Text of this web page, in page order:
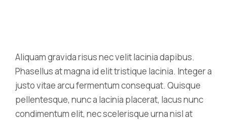
Aliquam gravida risus nec velit lacinia dapibus.
Phasellus at magna id elit tristique lacinia. Integer a
justo vitae arcu fermentum consequat. Quisque
pellentesque, nunc a lacinia placerat, lacus nunc
condimentum elit, nec scelerisque urna nisl at